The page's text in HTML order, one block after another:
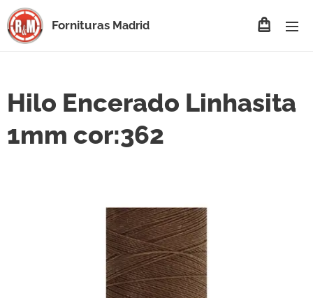
Fornituras Madrid
Hilo Encerado Linhasita
1mm cor:362